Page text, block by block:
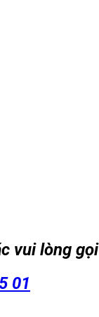
vui lòng gọi
01